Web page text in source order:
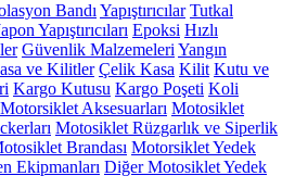
Bandı Yapıştırıcılar Tutkal
Yapıştırıcıları Epoksi Hızlı
Güvenlik Malzemeleri Yangın
ve Kilitler Çelik Kasa Kilit Kutu ve
Kargo Kutusu Kargo Poşeti Koli
Motorsiklet Aksesuarları Motosiklet
Motosiklet Rüzgarlık ve Siperlik
Brandası Motorsiklet Yedek
Ekipmanları Diğer Motosiklet Yedek